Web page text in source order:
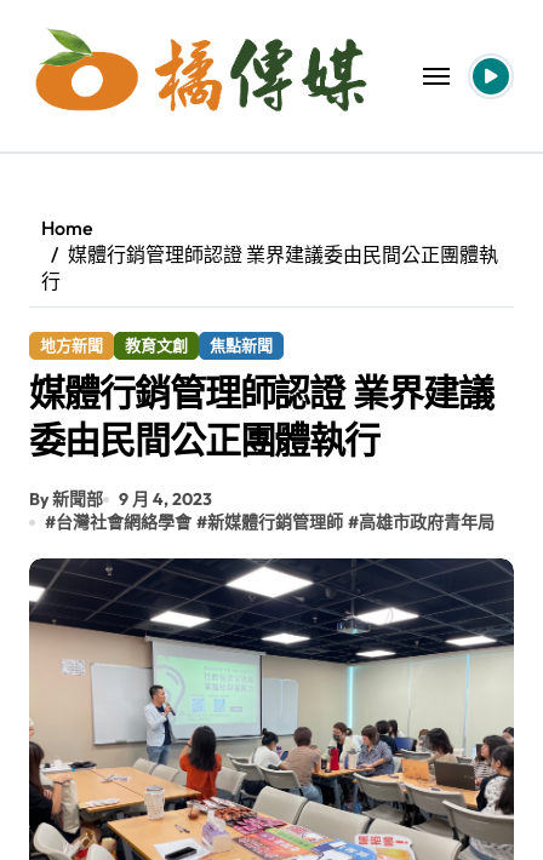
content
Home
媒體行銷管理師認證 業界建議委由民間公正團體執
行
地方新聞 教育文創 焦點新聞
媒體行銷管理師認證 業界建議
委由民間公正團體執行
By 新聞部
9 月 4, 2023
#台灣社會網絡學會 #新媒體行銷管理師 #高雄市政府青年局